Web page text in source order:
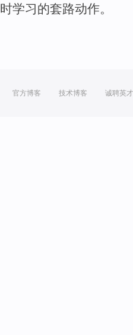
时学习的套路动作。
官方博客 技术博客 诚聘英才